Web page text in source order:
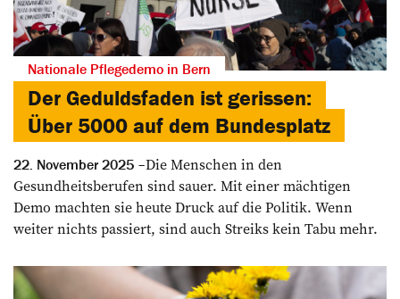
Nationale Pflegedemo in Bern
Der Geduldsfaden ist gerissen:
Über 5000 auf dem Bundesplatz
22. November 2025
Die Menschen in den
Gesundheitsberufen sind sauer. Mit einer mächtigen
Demo machten sie heute Druck auf die Politik. Wenn
weiter nichts passiert, sind auch Streiks kein Tabu mehr.